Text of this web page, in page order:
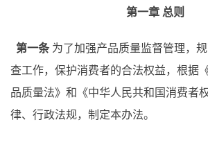
第一章 总则
第一条 为了加强产品质量监督管理，
查工作，保护消费者的合法权益，根据
品质量法》和《中华人民共和国消费者
律、行政法规，制定本办法。